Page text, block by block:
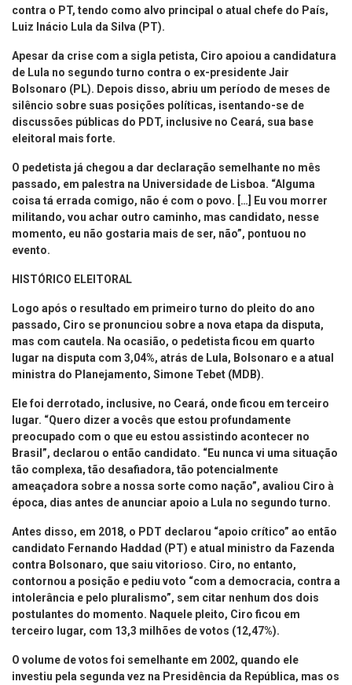
contra o PT, tendo como alvo principal o atual chefe do País,
Luiz Inácio Lula da Silva (PT).
Apesar da crise com a sigla petista, Ciro apoiou a candidatura
de Lula no segundo turno contra o ex-presidente Jair
Bolsonaro (PL). Depois disso, abriu um período de meses de
silêncio sobre suas posições políticas, isentando-se de
discussões públicas do PDT, inclusive no Ceará, sua base
eleitoral mais forte.
O pedetista já chegou a dar declaração semelhante no mês
passado, em palestra na Universidade de Lisboa. “Alguma
coisa tá errada comigo, não é com o povo. […] Eu vou morrer
militando, vou achar outro caminho, mas candidato, nesse
momento, eu não gostaria mais de ser, não”, pontuou no
evento.
HISTÓRICO ELEITORAL
Logo após o resultado em primeiro turno do pleito do ano
passado, Ciro se pronunciou sobre a nova etapa da disputa,
mas com cautela. Na ocasião, o pedetista ficou em quarto
lugar na disputa com 3,04%, atrás de Lula, Bolsonaro e a atual
ministra do Planejamento, Simone Tebet (MDB).
Ele foi derrotado, inclusive, no Ceará, onde ficou em terceiro
lugar. “Quero dizer a vocês que estou profundamente
preocupado com o que eu estou assistindo acontecer no
Brasil”, declarou o então candidato. “Eu nunca vi uma situação
tão complexa, tão desafiadora, tão potencialmente
ameaçadora sobre a nossa sorte como nação”, avaliou Ciro à
época, dias antes de anunciar apoio a Lula no segundo turno.
Antes disso, em 2018, o PDT declarou “apoio crítico” ao então
candidato Fernando Haddad (PT) e atual ministro da Fazenda
contra Bolsonaro, que saiu vitorioso. Ciro, no entanto,
contornou a posição e pediu voto “com a democracia, contra a
intolerância e pelo pluralismo”, sem citar nenhum dos dois
postulantes do momento. Naquele pleito, Ciro ficou em
terceiro lugar, com 13,3 milhões de votos (12,47%).
O volume de votos foi semelhante em 2002, quando ele
investiu pela segunda vez na Presidência da República, mas os